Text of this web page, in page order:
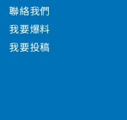
聯絡我們
我要爆料
我要投稿